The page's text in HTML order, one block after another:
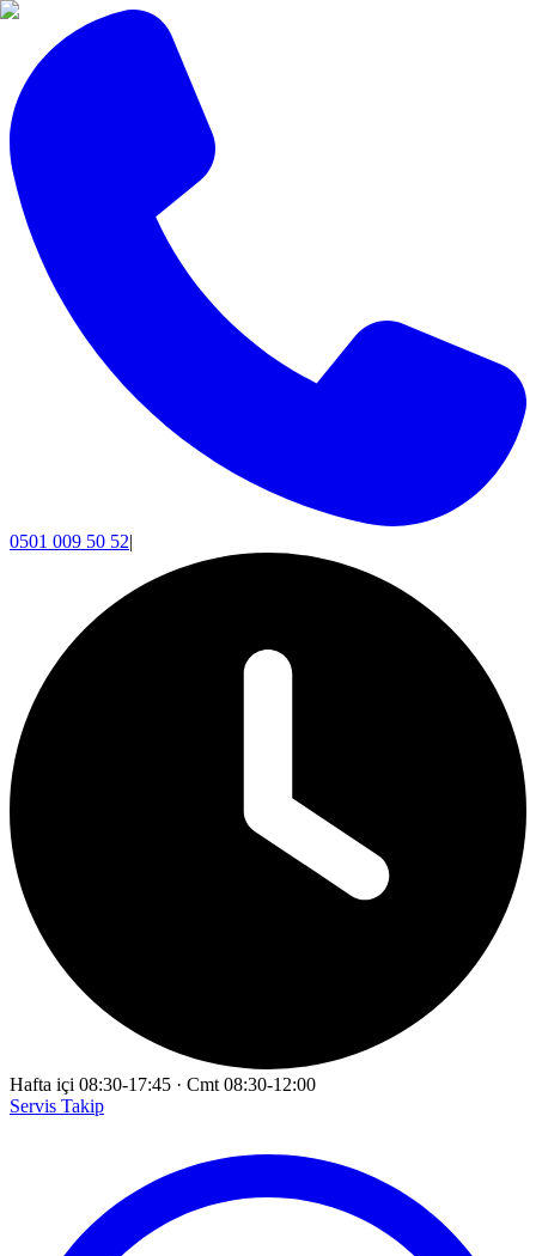
0501 009 50 52|
Hafta içi 08:30-17:45 · Cmt 08:30-12:00
Servis Takip